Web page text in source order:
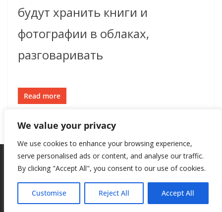
We value your privacy
We use cookies to enhance your browsing experience,
serve personalised ads or content, and analyse our traffic.
By clicking "Accept All", you consent to our use of cookies.
Customise Reject All Accept All
будут хранить книги и
фотографии в облаках,
разговаривать
Read more
Theme:ColorMag by ThemeGrill. Powered byWordPress